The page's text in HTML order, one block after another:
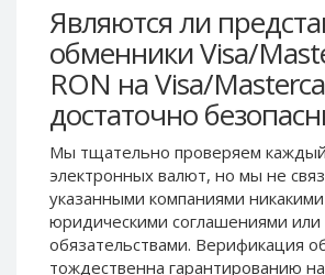
Являются ли
обменники Visa/
RON на Visa/
достаточно
Мы тщательно проверяем
электронных валют, но мы не
указанными компаниями никакими
юридическими соглашениями или
обязательствами. Верификация
тождественна гарантированию
AliPay CNY
UnionPay CNY
Paymer USD
Paymer RUB
Capitalist USD
Capitalist RUB
Capitalist EUR